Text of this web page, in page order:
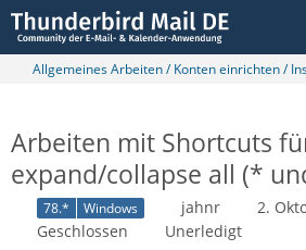
Allgemeines Arbeiten / Konten einrichten /
Arbeiten mit Shortcuts
expand/collapse all (*
78.* Windows jahnr
2.
Geschlossen
Unerledigt